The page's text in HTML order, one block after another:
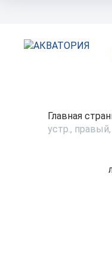
Главная
устр.,